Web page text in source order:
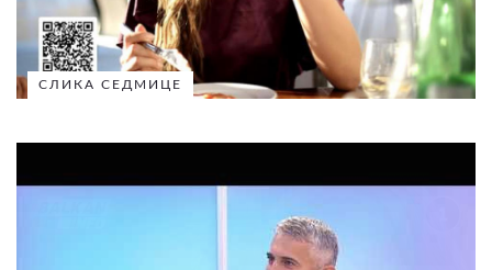
СЛИКА СЕДМИЦЕ